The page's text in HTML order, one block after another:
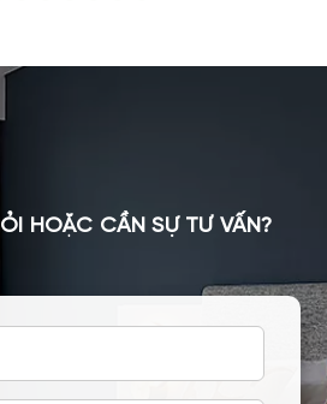
HOẶC CẦN SỰ TƯ VẤN?